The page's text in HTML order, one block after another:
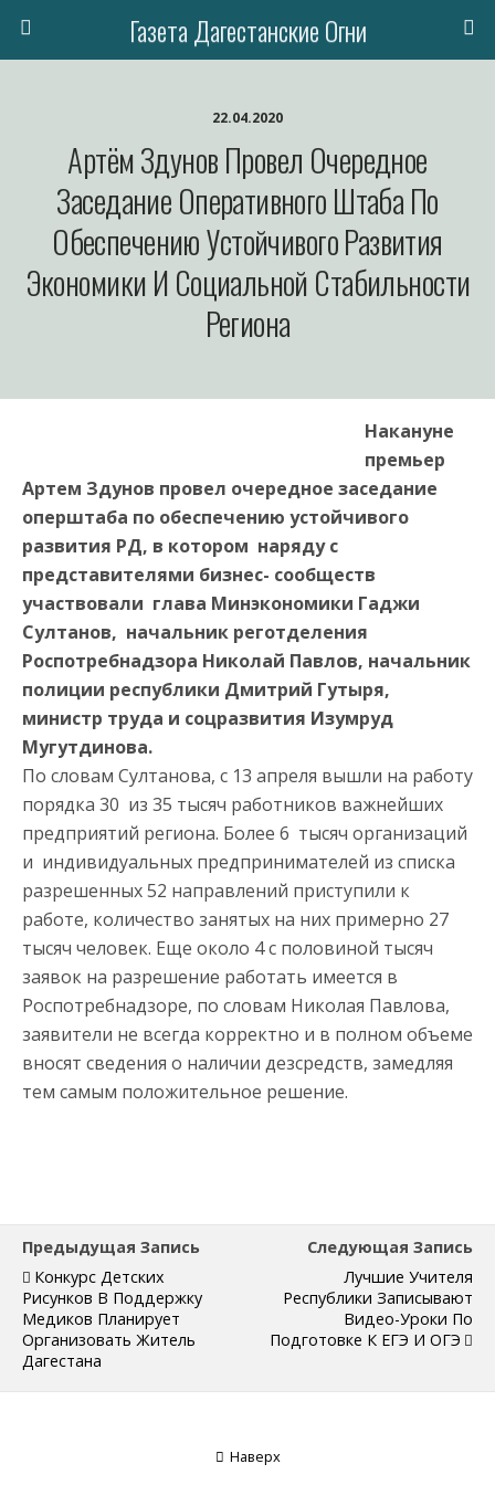
Газета Дагестанские Огни
22.04.2020
Артём Здунов Провел Очередное
Заседание Оперативного Штаба По
Обеспечению Устойчивого Развития
Экономики И Социальной Стабильности
Региона
Накануне
премьер
Артем Здунов провел очередное заседание
оперштаба по обеспечению устойчивого
развития РД, в котором наряду с
представителями бизнес- сообществ
участвовали глава Минэкономики Гаджи
Султанов, начальник реготделения
Роспотребнадзора Николай Павлов, начальник
полиции республики Дмитрий Гутыря,
министр труда и соцразвития Изумруд
Мугутдинова.
По словам Султанова, с 13 апреля вышли на работу
порядка 30 из 35 тысяч работников важнейших
предприятий региона. Более 6 тысяч организаций
и индивидуальных предпринимателей из списка
разрешенных 52 направлений приступили к
работе, количество занятых на них примерно 27
тысяч человек. Еще около 4 с половиной тысяч
заявок на разрешение работать имеется в
Роспотребнадзоре, по словам Николая Павлова,
заявители не всегда корректно и в полном объеме
вносят сведения о наличии дезсредств, замедляя
тем самым положительное решение.
Предыдущая Запись
Конкурс Детских
Рисунков В Поддержку
Медиков Планирует
Организовать Житель
Дагестана
Следующая Запись
Лучшие Учителя
Республики Записывают
Видео-Уроки По
Подготовке К ЕГЭ И ОГЭ
Наверх